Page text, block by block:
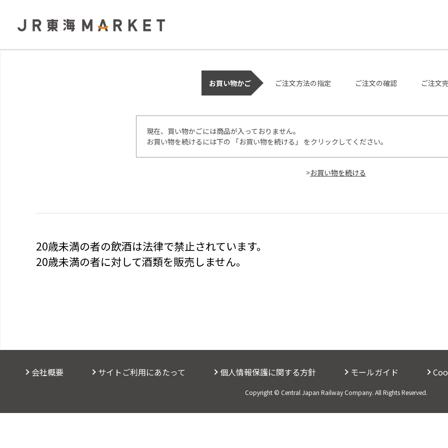
お買い物かご ご注文方法の指定 ご注文の確認 ご注文
現在、買い物かごには商品が入っておりません。
お買い物を続けるには下の 「お買い物を続ける」 をクリックしてください。
>
20歳未満の者の飲酒は法律で禁止されています。
20歳未満の者に対して酒類を販売しません。
会社概要 サイトご利用にあたって 個人情報保護に関する方針 モールガイド
Copyright © Central Japan Railway Company. All Rights Reserved.